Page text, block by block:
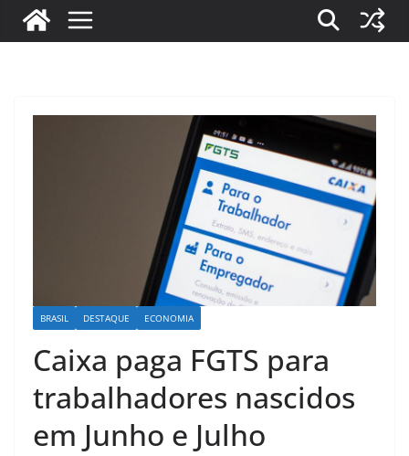
BRASIL DESTAQUE ECONOMIA
Caixa paga FGTS para
trabalhadores nascidos
em Junho e Julho